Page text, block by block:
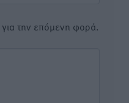
την επόμενη φορά.